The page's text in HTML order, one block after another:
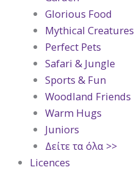
Glorious Food
Mythical Creatures
Perfect Pets
Safari & Jungle
Sports & Fun
Woodland Friends
Warm Hugs
Juniors
Δείτε τα όλα >>
Licences